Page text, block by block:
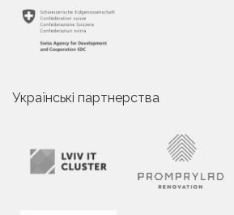
Українські партнерства